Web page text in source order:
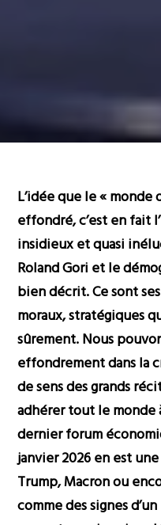
L’idée que le «
effondré, c’est en fait
insidieux et quasi
Roland Gori et le
bien décrit. Ce sont
moraux, stratégiques
sûrement. Nous
effondrement dans la
de sens des grands
adhérer tout le monde
dernier forum
janvier 2026en est
Trump, Macron ou
comme des signes